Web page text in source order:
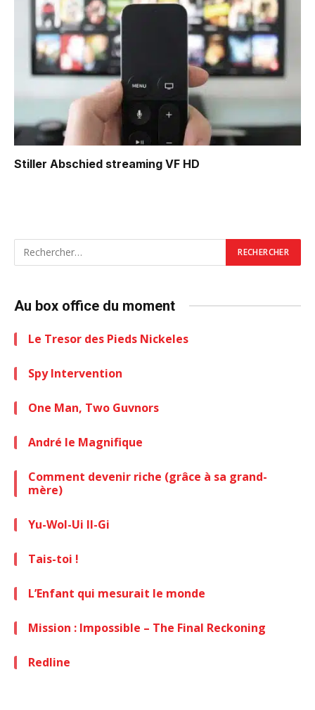
Stiller Abschied streaming VF HD
Au box office du moment
Le Tresor des Pieds Nickeles
Spy Intervention
One Man, Two Guvnors
André le Magnifique
Comment devenir riche (grâce à sa grand-
mère)
Yu-Wol-Ui Il-Gi
Tais-toi !
L’Enfant qui mesurait le monde
Mission : Impossible – The Final Reckoning
Redline